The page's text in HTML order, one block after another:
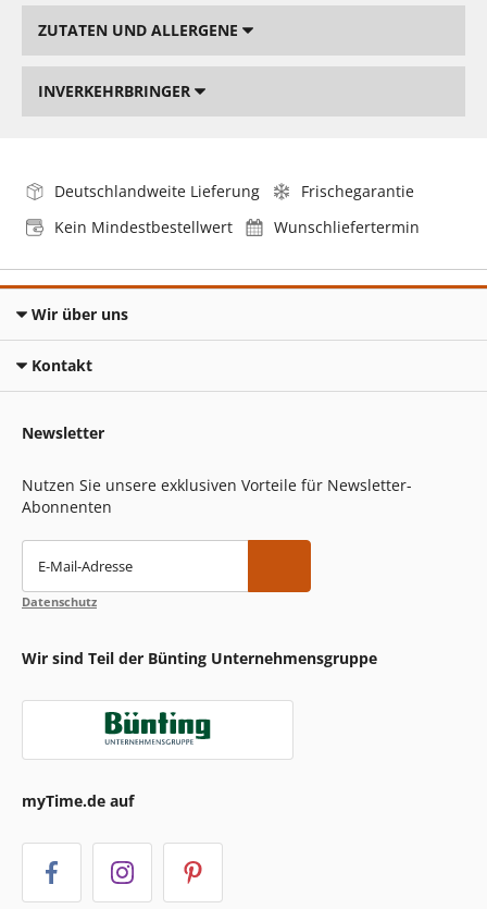
ZUTATEN UND ALLERGENE
INVERKEHRBRINGER
Deutschlandweite Lieferung
Frischegarantie
Kein Mindestbestellwert
Wunschliefertermin
Wir über uns
Kontakt
Newsletter
Nutzen Sie unsere exklusiven Vorteile für Newsletter-
Abonnenten
E-Mail-Adresse
Datenschutz
Wir sind Teil der Bünting Unternehmensgruppe
myTime.de auf